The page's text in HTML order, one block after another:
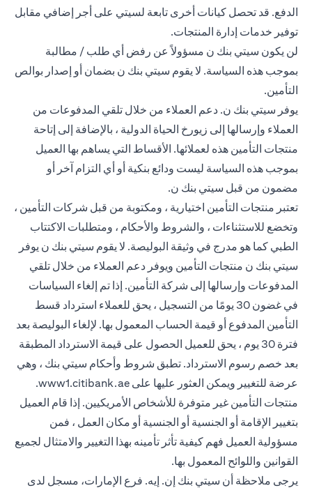
الدفع. قد تحصل كيانات أخرى تابعة لسيتي على أجر إضافي مقابل
توفير خدمات إدارة المنتجات.
لن يكون سيتي بنك ن مسؤولاً عن رفض أي طلب / مطالبة
بموجب هذه السياسة. لا يقوم سيتي بنك ن بضمان أو إصدار بوالص
التأمين.
يوفر سيتي بنك ن. دعم العملاء من خلال تلقي المدفوعات من
العملاء وإرسالها إلى زيورخ الحياة الدولية ، بالإضافة إلى إتاحة
منتجات التأمين هذه لعملائها. الأقساط التي يساهم بها العميل
بموجب هذه السياسة ليست ودائع بنكية أو أي التزام آخر أو
مضمون من قبل سيتي بنك ن.
تعتبر منتجات التأمين اختيارية ، ومكتوبة من قبل شركات التأمين ،
وتخضع للاستثناءات ، والشروط والأحكام ، ومتطلبات الاكتتاب
الطبي كما هو مدرج في وثيقة البوليصة. لا يقوم سيتي بنك ن يوفر
سيتي بنك ن منتجات التأمين ويوفر دعم العملاء من خلال تلقي
المدفوعات وإرسالها إلى شركة التأمين. إذا تم إلغاء السياسات
في غضون 30 يومًا من التسجيل ، يحق للعملاء استرداد قسط
التأمين المدفوع أو قيمة الحساب المعمول بها. لإلغاء البوليصة بعد
فترة 30 يوم ، يحق للعميل الحصول على قيمة الاسترداد المطبقة
بعد خصم رسوم الاسترداد. تطبق شروط وأحكام سيتي بنك ، وهي
عرضة للتغيير ويمكن العثور عليها على www1.citibank.ae
tab
.
منتجات التأمين غير متوفرة للأشخاص الأمريكيين. إذا قام العميل
بتغيير الإقامة أو الجنسية أو الجنسية أو مكان العمل ، فمن
مسؤولية العميل فهم كيفية تأثر تأمينه بهذا التغيير والامتثال لجميع
القوانين واللوائح المعمول بها.
يرجى ملاحظة أن سيتي بنك إن. إيه. فرع الإمارات، مسجل لدى